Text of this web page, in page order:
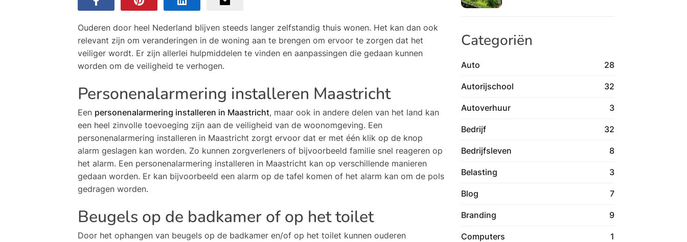
Ouderen door heel Nederland blijven steeds langer zelfstandig thuis wonen. Het kan dan ook
relevant zijn om veranderingen in de woning aan te brengen om ervoor te zorgen dat het
veiliger wordt. Er zijn allerlei hulpmiddelen te vinden en aanpassingen die gedaan kunnen
worden om de veiligheid te verhogen.
Personenalarmering installeren Maastricht
Een personenalarmering installeren in Maastricht, maar ook in andere delen van het land kan
een heel zinvolle toevoeging zijn aan de veiligheid van de woonomgeving. Een
personenalarmering installeren in Maastricht zorgt ervoor dat er met één klik op de knop
alarm geslagen kan worden. Zo kunnen zorgverleners of bijvoorbeeld familie snel reageren op
het alarm. Een personenalarmering installeren in Maastricht kan op verschillende manieren
gedaan worden. Er kan bijvoorbeeld een alarm op de tafel komen of het alarm kan om de pols
gedragen worden.
Beugels op de badkamer of op het toilet
Door het ophangen van beugels op de badkamer en/of op het toilet kunnen ouderen
Categoriën
Auto 28
Autorijschool 32
Autoverhuur 3
Bedrijf 32
Bedrijfsleven 8
Belasting 3
Blog 7
Branding 9
Computers 1